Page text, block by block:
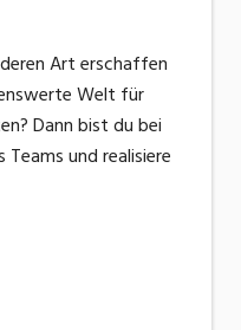
Art erschaffen
Welt für
Dann bist du bei
und realisiere